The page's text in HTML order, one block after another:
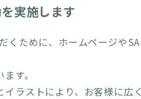
実施します
くために、ホームページや
す。
ラストにより、お客様に広